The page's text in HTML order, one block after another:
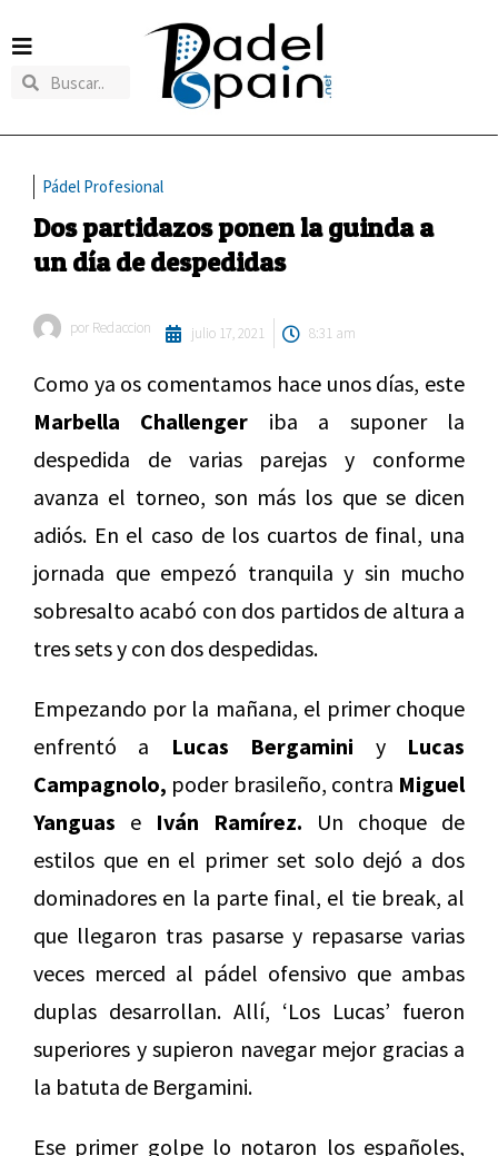
Pádel Profesional
Dos partidazos ponen la guinda a
un día de despedidas
por Redaccion julio 17, 2021 8:31 am
Como ya os comentamos hace unos días, este
Marbella Challenger iba a suponer la
despedida de varias parejas y conforme
avanza el torneo, son más los que se dicen
adiós. En el caso de los cuartos de final, una
jornada que empezó tranquila y sin mucho
sobresalto acabó con dos partidos de altura a
tres sets y con dos despedidas.
Empezando por la mañana, el primer choque
enfrentó a Lucas Bergamini y Lucas
Campagnolo, poder brasileño, contra Miguel
Yanguas e Iván Ramírez. Un choque de
estilos que en el primer set solo dejó a dos
dominadores en la parte final, el tie break, al
que llegaron tras pasarse y repasarse varias
veces merced al pádel ofensivo que ambas
duplas desarrollan. Allí, ‘Los Lucas’ fueron
superiores y supieron navegar mejor gracias a
la batuta de Bergamini.
Ese primer golpe lo notaron los españoles,